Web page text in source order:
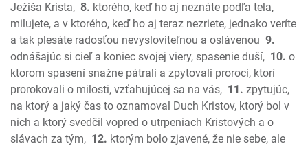
Ezechiel
Daniel
Ozeáš
Joel
Amos
Obadiáš
Jonáš
Micheáš
Ježiša Krista, 8. ktorého, keď ho aj neznáte podľa tela,
milujete, a v ktorého, keď ho aj teraz nezriete, jednako veríte
a tak plesáte radosťou nevysloviteľnou a oslávenou 9.
odnášajúc si cieľ a koniec svojej viery, spasenie duší, 10. o
ktorom spasení snažne pátrali a zpytovali proroci, ktorí
prorokovali o milosti, vzťahujúcej sa na vás, 11. zpytujúc,
na ktorý a jaký čas to oznamoval Duch Kristov, ktorý bol v
nich a ktorý svedčil vopred o utrpeniach Kristových a o
slávach za tým, 12. ktorým bolo zjavené, že nie sebe, ale